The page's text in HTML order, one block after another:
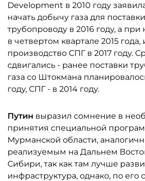
Development в 2010 году
начать добычу газа для
трубопроводу в 2016 году, а
в четвертом квартале 2015
производство СПГ в 2017 году.
сдвигались - ранее поставки
газа со Штокмана
году, СПГ - в 2014 году.
Путин выразил сомнение в
принятия специальной
Мурманской области,
реализуемым на Дальнем
Сибири, так как там лучше
инфраструктура, однако, по